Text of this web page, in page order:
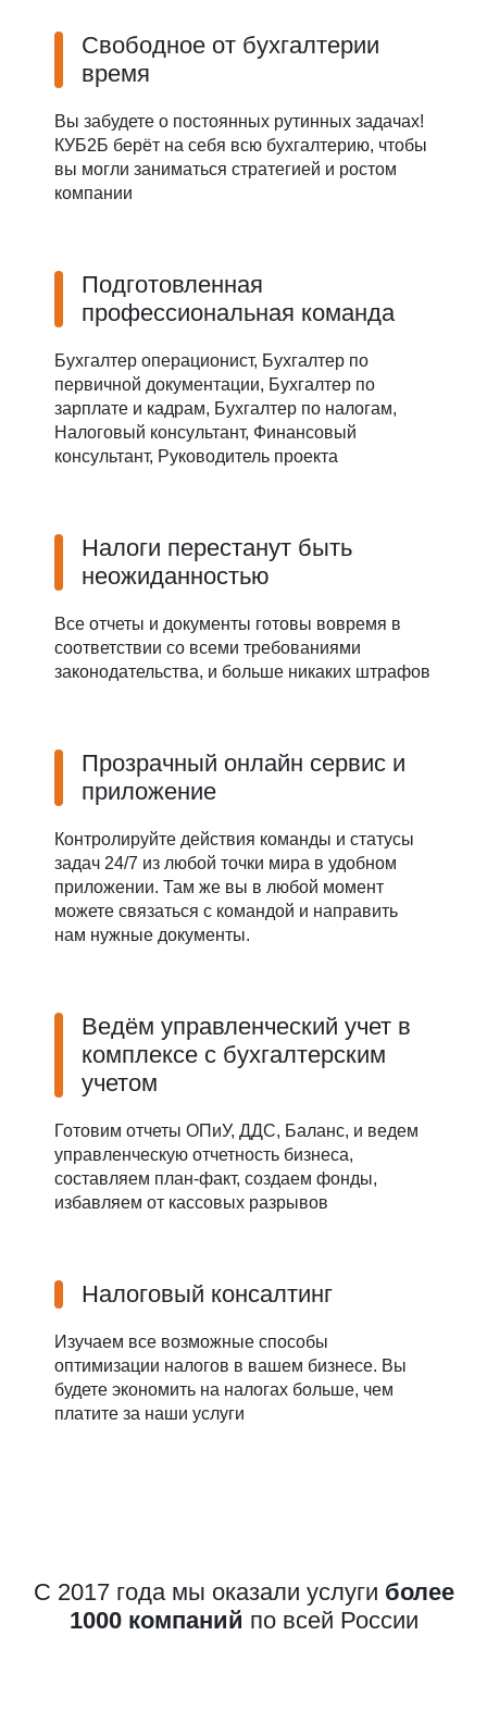
Свободное от бухгалтерии
время
Вы забудете о постоянных рутинных задачах!
КУБ2Б берёт на себя всю бухгалтерию, чтобы
вы могли заниматься стратегией и ростом
компании
Подготовленная
профессиональная команда
Бухгалтер операционист, Бухгалтер по
первичной документации, Бухгалтер по
зарплате и кадрам, Бухгалтер по налогам,
Налоговый консультант, Финансовый
консультант, Руководитель проекта
Налоги перестанут быть
неожиданностью
Все отчеты и документы готовы вовремя в
соответствии со всеми требованиями
законодательства, и больше никаких штрафов
Прозрачный онлайн сервис и
приложение
Контролируйте действия команды и статусы
задач 24/7 из любой точки мира в удобном
приложении. Там же вы в любой момент
можете связаться с командой и направить
нам нужные документы.
Ведём управленческий учет в
комплексе с бухгалтерским
учетом
Готовим отчеты ОПиУ, ДДС, Баланс, и ведем
управленческую отчетность бизнеса,
составляем план-факт, создаем фонды,
избавляем от кассовых разрывов
Налоговый консалтинг
Изучаем все возможные способы
оптимизации налогов в вашем бизнесе. Вы
будете экономить на налогах больше, чем
платите за наши услуги
С 2017 года мы оказали услуги более
1000 компаний по всей России